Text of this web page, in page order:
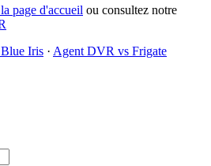
page d'accueil ou consultez notre
Iris · Agent DVR vs Frigate